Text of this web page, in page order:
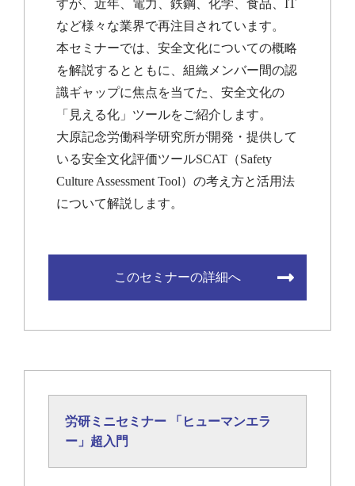
すが、近年、電力、鉄鋼、化学、食品、IT
など様々な業界で再注目されています。
本セミナーでは、安全文化についての概略
を解説するとともに、組織メンバー間の認
識ギャップに焦点を当てた、安全文化の
「見える化」ツールをご紹介します。
大原記念労働科学研究所が開発・提供して
いる安全文化評価ツールSCAT（Safety
Culture Assessment Tool）の考え方と活用法
について解説します。
このセミナーの詳細へ
労研ミニセミナー 「ヒューマンエラ
ー」超入門